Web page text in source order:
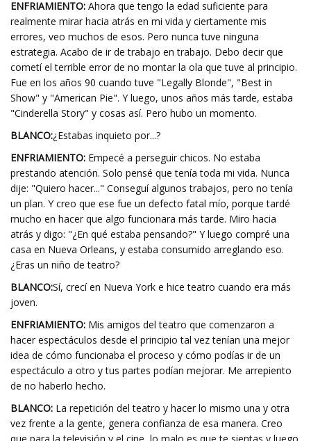
ENFRIAMIENTO: Ahora que tengo la edad suficiente para
realmente mirar hacia atrás en mi vida y ciertamente mis
errores, veo muchos de esos. Pero nunca tuve ninguna
estrategia. Acabo de ir de trabajo en trabajo. Debo decir que
cometí el terrible error de no montar la ola que tuve al principio.
Fue en los años 90 cuando tuve "Legally Blonde", "Best in
Show" y "American Pie". Y luego, unos años más tarde, estaba
"Cinderella Story" y cosas así. Pero hubo un momento.
BLANCO:¿Estabas inquieto por...?
ENFRIAMIENTO: Empecé a perseguir chicos. No estaba
prestando atención. Solo pensé que tenía toda mi vida. Nunca
dije: "Quiero hacer..." Conseguí algunos trabajos, pero no tenía
un plan. Y creo que ese fue un defecto fatal mío, porque tardé
mucho en hacer que algo funcionara más tarde. Miro hacia
atrás y digo: "¿En qué estaba pensando?" Y luego compré una
casa en Nueva Orleans, y estaba consumido arreglando eso.
¿Eras un niño de teatro?
BLANCO:Sí, crecí en Nueva York e hice teatro cuando era más
joven.
ENFRIAMIENTO: Mis amigos del teatro que comenzaron a
hacer espectáculos desde el principio tal vez tenían una mejor
idea de cómo funcionaba el proceso y cómo podías ir de un
espectáculo a otro y tus partes podían mejorar. Me arrepiento
de no haberlo hecho.
BLANCO: La repetición del teatro y hacer lo mismo una y otra
vez frente a la gente, genera confianza de esa manera. Creo